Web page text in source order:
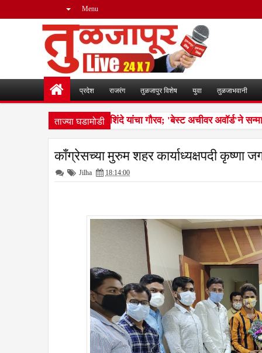
Menu
प्रदेश राजरंग तुळजापुर विशेष युवा तुळजाभवानी
ताज्या घडामोडी
पातळीवर डॉ. शिवाजी शिंदे यांचा गौरव; 'बेस्ट अचीवर अवॉर्ड'ने सन्मान
काँग्रेसच्या मुरुम शहर कार्याध्यक्षपदी कृष्णा
Jilha 18:14:00